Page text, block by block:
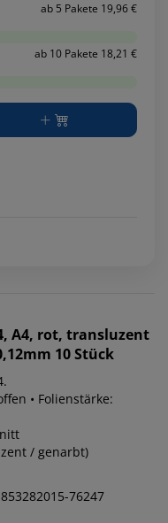
ab 5 Pakete 19,96 €
ab 10 Pakete 18,21 €
A4, rot, transluzent
10 Stück
• Folienstärke:
/ genarbt)
76247